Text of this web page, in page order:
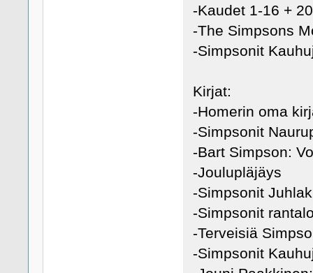
-Kaudet 1-16 + 20
-The Simpsons
-Simpsonit
Kirjat:
-Homerin oma
-Simpsonit
-Bart Simpson:
-Joulupläjäys
-Simpsonit
-Simpsonit
-Terveisiä
-Simpsonit